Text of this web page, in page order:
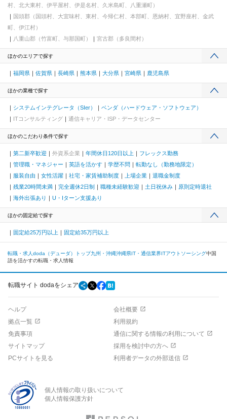
服町駅(福岡県)、天神南駅、薬院大通駅、香椎宮前駅、旦過駅、大
通駅、市役所前駅(北海道)、広瀬通駅、東宿郷駅、電鉄富山駅、末
広町駅(富山県)、福井城址大名町駅、新静岡駅、第一通り駅、島ノ
関駅、三宮駅(神戸新交通)、畝傍駅、出雲科学館パークタウン前
駅、岡山駅、猿猴橋町駅、本通駅
村、北大東村、伊平屋村、伊是名村、久米島町、八重瀬町）
国頭郡（国頭村、大宜味村、東村、今帰仁村、本部町、恩納村、宜野座村、金武
町、伊江村）
八重山郡（竹富町、与那国町）
宮古郡（多良間村）
ほかのエリアで探す
福岡県 佐賀県 長崎県 熊本県 大分県 宮崎県 鹿児島県
ほかの業種で探す
システムインテグレータ（SIer）
ベンダ（ハードウェア・ソフトウェア）
ITコンサルティング
通信キャリア・ISP・データセンター
ほかのこだわり条件で探す
第二新卒歓迎 外資系企業 年間休日120日以上
フレックス勤務
管理職・マネジャー
英語を活かす 学歴不問
転勤なし（勤務地限定）
服装自由
女性活躍 社宅・家賃補助制度 上場企業
退職金制度
残業20時間未満
完全週休2日制 職種未経験歓迎 土日祝休み
原則定時退社
海外出張あり
U・Iターン支援あり
ほかの固定給で探す
固定給25万円以上 固定給35万円以上
転職・求人doda（デューダ）トップ九州・沖縄沖縄県IT・通信業界ITアウトソーシング中国
語を活かすの転職・求人情報
転職サイト dodaをシェア
ヘルプ
会社概要
拠点一覧
利用規約
免責事項
通信に関する情報の利用について
サイトマップ
採用を検討中の方へ
PCサイトを見る
利用者データの外部送信
個人情報の取り扱いについて
個人情報保護方針